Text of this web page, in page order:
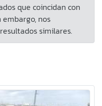
que coincidan con
nos
similares.